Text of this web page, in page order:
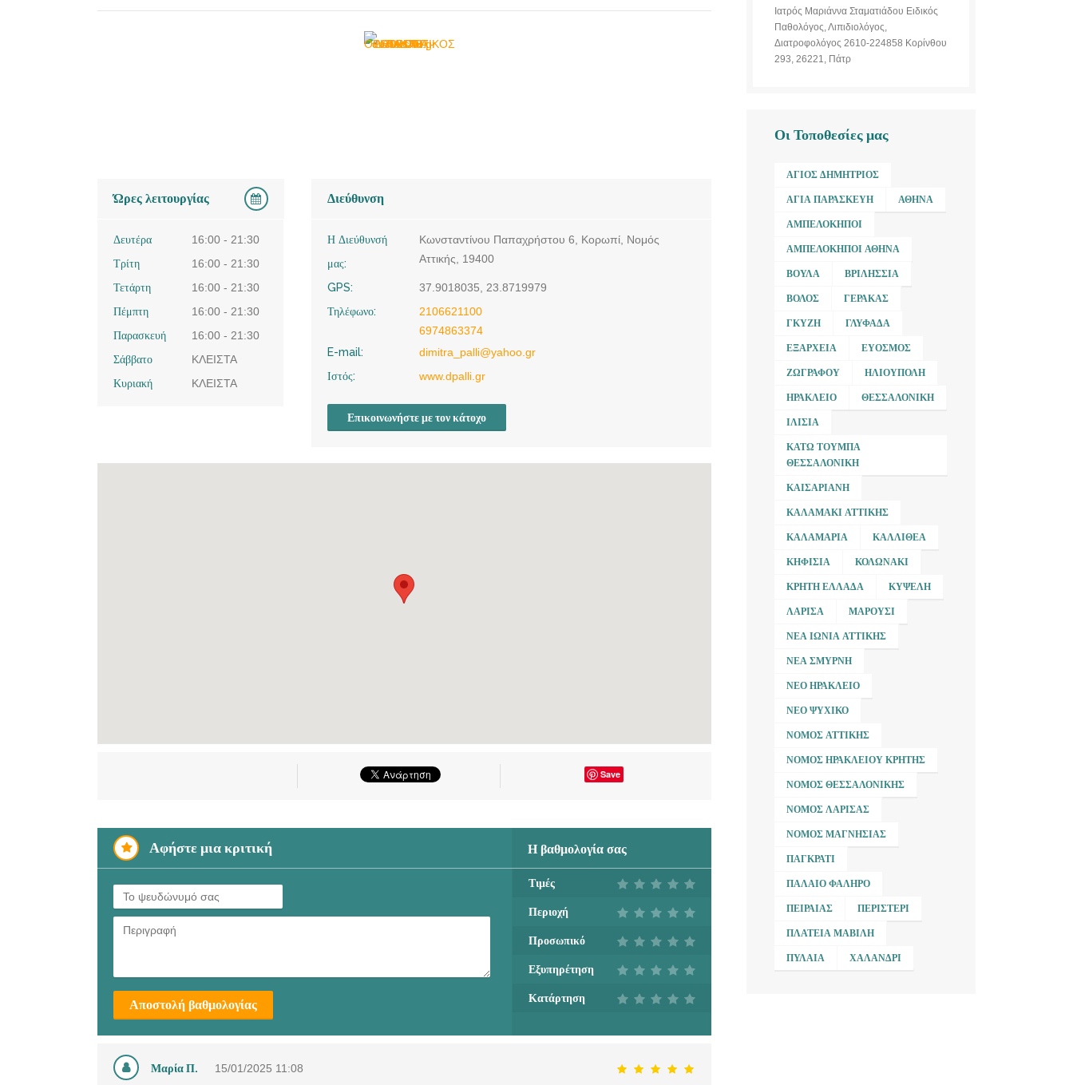
Ώρες λειτουργίας
Δευτέρα
16:00 - 21:30
Τρίτη
16:00 - 21:30
Τετάρτη
16:00 - 21:30
Πέμπτη
16:00 - 21:30
Παρασκευή
16:00 - 21:30
Σάββατο
ΚΛΕΙΣΤΑ
Κυριακή
ΚΛΕΙΣΤΑ
Διεύθυνση
Η Διεύθυνσή
μας:
Κωνσταντίνου Παπαχρήστου 6, Κορωπί, Νομός
Αττικής, 19400
GPS:
37.9018035, 23.8719979
Τηλέφωνο:
2106621100
6974863374
E-mail:
dimitra_palli@yahoo.gr
Ιστός:
www.dpalli.gr
Επικοινωνήστε με τον κάτοχο
Save
Αφήστε μια κριτική Η βαθμολογία σας
Τιμές
Περιοχή
Προσωπικό
Εξυπηρέτηση
Κατάρτηση
Αποστολή βαθμολογίας
Μαρία Π. 15/01/2025 11:08
Ιατρός Μαριάννα Σταματιάδου Ειδικός
Παθολόγος, Λιπιδιολόγος,
Διατροφολόγος 2610-224858 Κορίνθου
293, 26221, Πάτρ
Οι Τοποθεσίες μας
ΆΓΙΟΣ ΔΗΜΉΤΡΙΟΣ
ΑΓΊΑ ΠΑΡΑΣΚΕΥΉ ΑΘΉΝΑ
ΑΜΠΕΛΌΚΗΠΟΙ
ΑΜΠΕΛΌΚΗΠΟΙ ΑΘΉΝΑ
ΒΟΎΛΑ ΒΡΙΛΉΣΣΙΑ
ΒΌΛΟΣ ΓΈΡΑΚΑΣ
ΓΚΎΖΗ ΓΛΥΦΆΔΑ
ΕΞΆΡΧΕΙΑ ΕΎΟΣΜΟΣ
ΖΩΓΡΆΦΟΥ ΗΛΙΟΎΠΟΛΗ
ΗΡΆΚΛΕΙΟ ΘΕΣΣΑΛΟΝΊΚΗ
ΙΛΊΣΙΑ
ΚΆΤΩ ΤΟΎΜΠΑ
ΘΕΣΣΑΛΟΝΊΚΗ
ΚΑΙΣΑΡΙΑΝΉ
ΚΑΛΑΜΆΚΙ ΑΤΤΙΚΉΣ
ΚΑΛΑΜΑΡΙΆ ΚΑΛΛΙΘΈΑ
ΚΗΦΙΣΙΆ ΚΟΛΩΝΆΚΙ
ΚΡΉΤΗ ΕΛΛΆΔΑ ΚΥΨΈΛΗ
ΛΆΡΙΣΑ ΜΑΡΟΎΣΙ
ΝΈΑ ΙΩΝΊΑ ΑΤΤΙΚΉΣ
ΝΈΑ ΣΜΎΡΝΗ
ΝΈΟ ΗΡΆΚΛΕΙΟ
ΝΈΟ ΨΥΧΙΚΌ
ΝΟΜΌΣ ΑΤΤΙΚΉΣ
ΝΟΜΌΣ ΗΡΑΚΛΕΊΟΥ ΚΡΉΤΗΣ
ΝΟΜΌΣ ΘΕΣΣΑΛΟΝΊΚΗΣ
ΝΟΜΌΣ ΛΆΡΙΣΑΣ
ΝΟΜΌΣ ΜΑΓΝΗΣΊΑΣ
ΠΑΓΚΡΆΤΙ
ΠΑΛΑΙΌ ΦΆΛΗΡΟ
ΠΕΙΡΑΙΆΣ ΠΕΡΙΣΤΈΡΙ
ΠΛΑΤΕΊΑ ΜΑΒΊΛΗ
ΠΥΛΑΊΑ ΧΑΛΆΝΔΡΙ